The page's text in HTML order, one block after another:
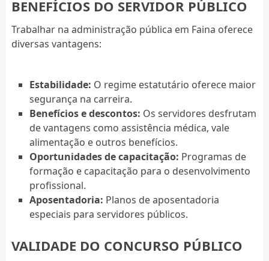
BENEFÍCIOS DO SERVIDOR PÚBLICO
Trabalhar na administração pública em Faina oferece
diversas vantagens:
Estabilidade: O regime estatutário oferece maior
segurança na carreira.
Benefícios e descontos: Os servidores desfrutam
de vantagens como assistência médica, vale
alimentação e outros benefícios.
Oportunidades de capacitação: Programas de
formação e capacitação para o desenvolvimento
profissional.
Aposentadoria: Planos de aposentadoria
especiais para servidores públicos.
VALIDADE DO CONCURSO PÚBLICO